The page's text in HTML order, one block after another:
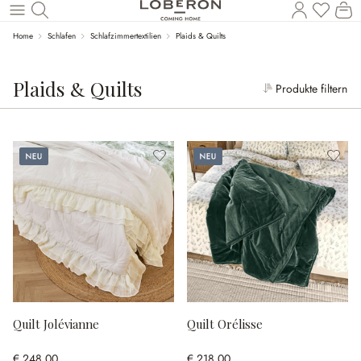
Zum Hauptinhalt springen
Home Schlafen Schlafzimmertextilien Plaids & Quilts
Plaids & Quilts Produkte filtern
Neu
Quilt Jolévianne
Neu
Quilt Orélisse